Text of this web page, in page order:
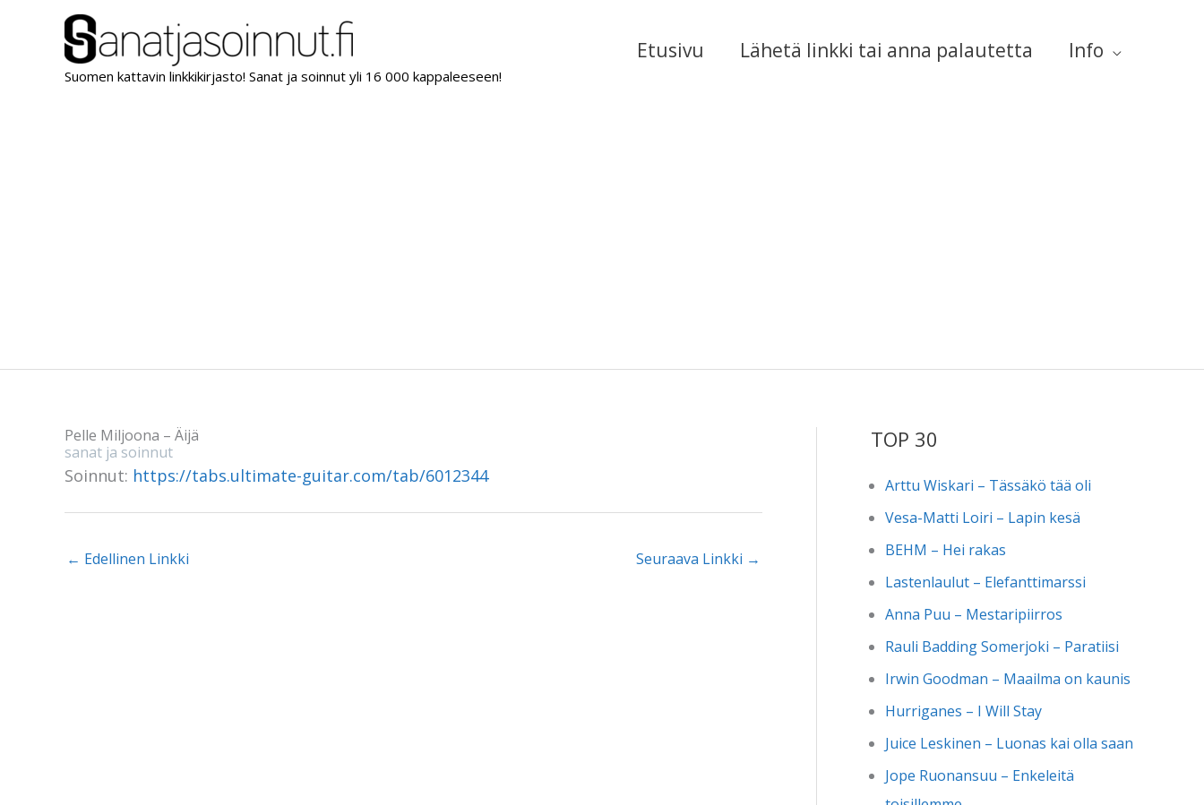
Suomen kattavin linkkikirjasto! Sanat ja soinnut yli 16 000 kappaleeseen!
Etusivu Lähetä linkki tai anna palautetta Info
Pelle Miljoona – Äijä
sanat ja soinnut
Soinnut: https://tabs.ultimate-guitar.com/tab/6012344
← Edellinen Linkki Seuraava Linkki →
TOP 30
Arttu Wiskari – Tässäkö tää oli
Vesa-Matti Loiri – Lapin kesä
BEHM – Hei rakas
Lastenlaulut – Elefanttimarssi
Anna Puu – Mestaripiirros
Rauli Badding Somerjoki – Paratiisi
Irwin Goodman – Maailma on kaunis
Hurriganes – I Will Stay
Juice Leskinen – Luonas kai olla saan
Jope Ruonansuu – Enkeleitä